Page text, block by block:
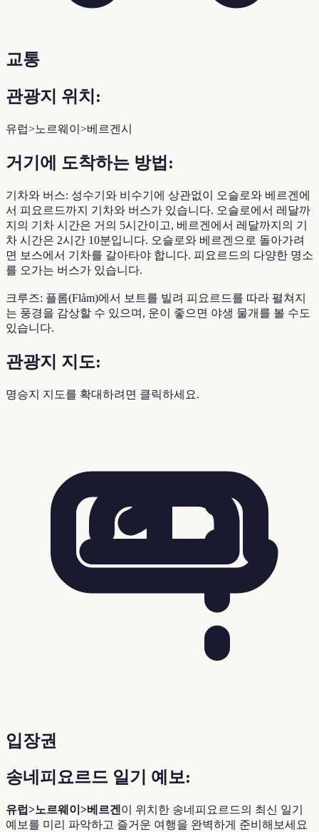
교통
관광지 위치:
유럽>노르웨이>베르겐시
거기에 도착하는 방법:
기차와 버스: 성수기와 비수기에 상관없이 오슬로와 베르겐에
서 피요르드까지 기차와 버스가 있습니다. 오슬로에서 레달까
지의 기차 시간은 거의 5시간이고, 베르겐에서 레달까지의 기
차 시간은 2시간 10분입니다. 오슬로와 베르겐으로 돌아가려
면 보스에서 기차를 갈아타야 합니다. 피요르드의 다양한 명소
를 오가는 버스가 있습니다.
크루즈: 플롬(Flåm)에서 보트를 빌려 피요르드를 따라 펼쳐지
는 풍경을 감상할 수 있으며, 운이 좋으면 야생 물개를 볼 수도
있습니다.
관광지 지도:
명승지 지도를 확대하려면 클릭하세요.
입장권
송네피요르드 일기 예보:
유럽>노르웨이>베르겐 이 위치한 송네피요르드의 최신 일기
예보를 미리 파악하고 즐거운 여행을 완벽하게 준비해보세요